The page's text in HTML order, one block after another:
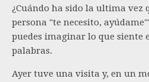
¿Cuándo ha sido la ultima vez
persona "te necesito,
puedes imaginar lo que siente
palabras.
Ayer tuve una visita y, en un